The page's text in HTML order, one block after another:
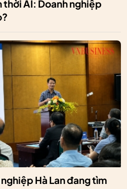
AI: Doanh nghiệp
Hà Lan đang tìm